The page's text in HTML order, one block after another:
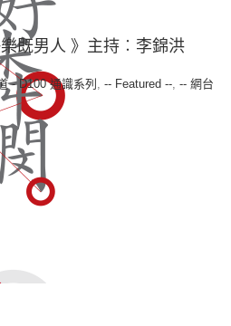
既男人 》主持︰李錦洪
- D100 通識系列 , -- Featured --, -- 網台